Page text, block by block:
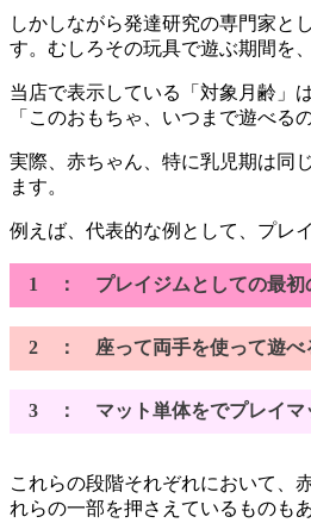
しかしながら発達研究の専門家と
す。むしろその玩具で遊ぶ期間を
当店で表示している「対象月齢」
「このおもちゃ、いつまで遊べる
実際、赤ちゃん、特に乳児期は同
ます。
例えば、代表的な例として、プレ
1 ： プレイジムとしての最初
2 ： 座って両手を使って遊べ
3 ： マット単体をでプレイマ
これらの段階それぞれにおいて、
れらの一部を押さえているものも